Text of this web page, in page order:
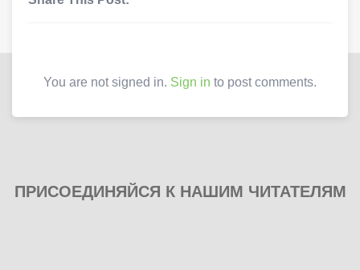
You are not signed in. Sign in to post comments.
ПРИСОЕДИНЯЙСЯ К НАШИМ ЧИТАТЕЛЯМ